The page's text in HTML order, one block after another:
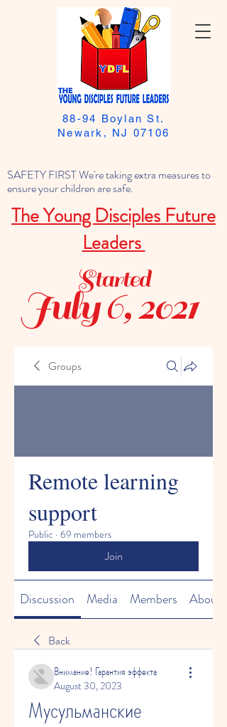
SAFETY FIRST We're taking extra measures to
ensure your children are safe.
The Young Disciples Future
Leaders
88-94 Boylan St.
Newark, NJ 07106
July 6, 2021
Started
Groups
Remote learning
support
Public · 69 members
Join
Discussion Media Members About
Back
Внимание! Гарантия эффекта
August 30, 2023
Мусульманские